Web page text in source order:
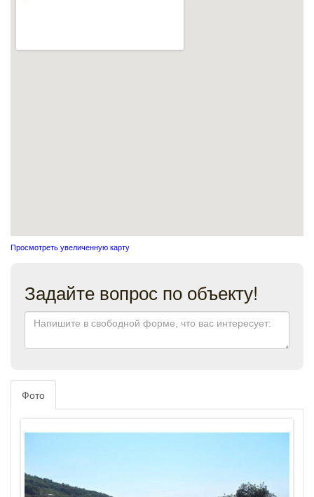
Просмотреть увеличенную карту
Задайте вопрос по объекту!
Фото